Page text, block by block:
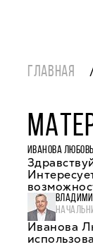
ГЛАВНАЯ
ИВАНОВА ЛЮБОВЬ
Иванова